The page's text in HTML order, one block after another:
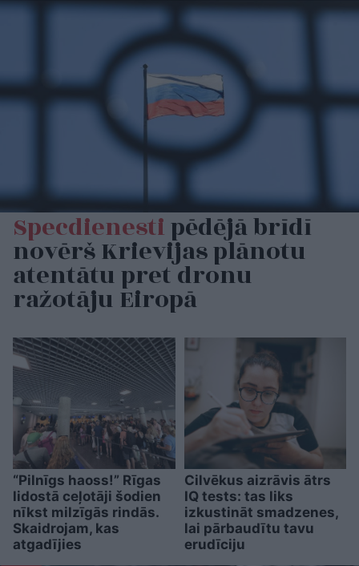
Specdienestipēdējā brīdī
novērš Krievijas plānotu
atentātu pret dronu
ražotāju Eiropā
“Pilnīgs haoss!” Rīgas
lidostā ceļotāji šodien
nīkst milzīgās rindās.
Skaidrojam, kas
atgadījies
Cilvēkus aizrāvis ātrs
IQ tests: tas liks
izkustināt smadzenes,
lai pārbaudītu tavu
erudīciju